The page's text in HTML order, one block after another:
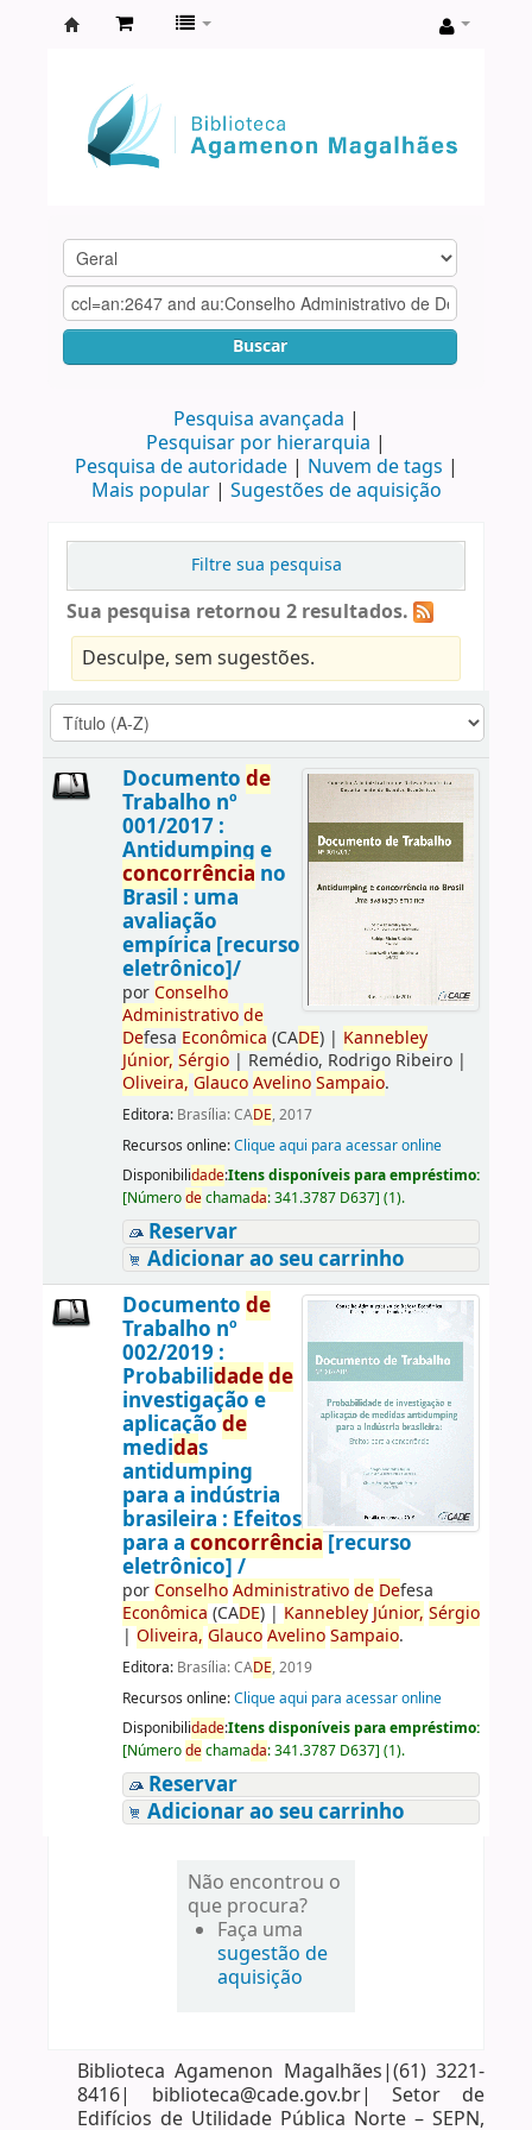
Agamenon
Magalhães
Buscar
Pesquisa avançada
Pesquisar por hierarquia
Pesquisa de autoridade
Nuvem de tags
Mais popular
Sugestões de aquisição
Filtre sua pesquisa
Sua pesquisa retornou 2 resultados.
Desculpe, sem sugestões.
Documento de
Trabalho nº
001/2017 :
Antidumping e
concorrência no
Brasil : uma
avaliação
empírica [recurso
eletrônico]/
porConselho
Administrativo de
Defesa Econômica (CADE)| Kannebley
Júnior, Sérgio| Remédio, Rodrigo Ribeiro|
Oliveira, Glauco Avelino Sampaio.
Editora: Brasília: CADE, 2017
Recursos online:Clique aqui para acessar online
Disponibilidade:Itens disponíveis para empréstimo:
[Númerodechamada:341.3787 D637] (1).
Reservar
Adicionar ao seu carrinho
Documento de
Trabalho nº
002/2019 :
Probabilidadede
investigação e
aplicação de
medidas
antidumping
para a indústria
brasileira : Efeitos
para a concorrência [recurso
eletrônico] /
porConselho Administrativo de Defesa
Econômica (CADE)| Kannebley Júnior, Sérgio
| Oliveira, Glauco Avelino Sampaio.
Editora: Brasília: CADE, 2019
Recursos online:Clique aqui para acessar online
Disponibilidade:Itens disponíveis para empréstimo:
[Númerodechamada:341.3787 D637] (1).
Reservar
Adicionar ao seu carrinho
Não encontrou o
que procura?
Faça uma
sugestão de
aquisição
Biblioteca Agamenon Magalhães|(61) 3221-
8416| biblioteca@cade.gov.br| Setor de
Edifícios de Utilidade Pública Norte – SEPN,